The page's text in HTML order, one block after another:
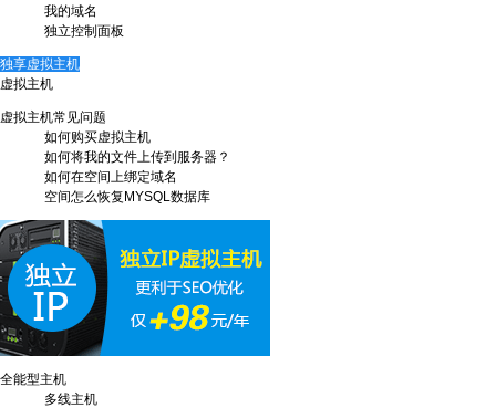
我的域名
独立控制面板
独享虚拟主机
虚拟主机
虚拟主机常见问题
如何购买虚拟主机
如何将我的文件上传到服务器？
如何在空间上绑定域名
空间怎么恢复MYSQL数据库
全能型主机
多线主机